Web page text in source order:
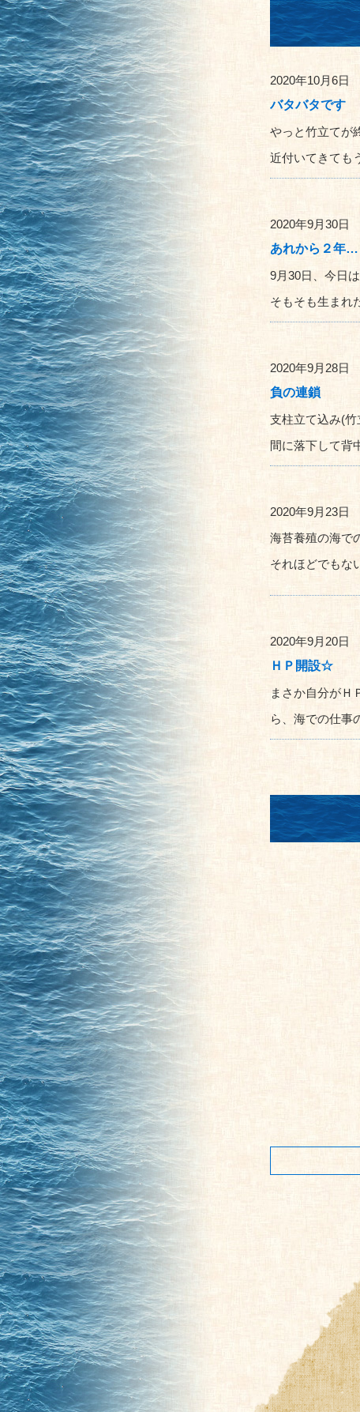
2020年10月6日
バタバタです
やっと竹立てが
近付いてきても
2020年9月30日
あれから２年…
9月30日、今日
そもそも生まれ
2020年9月28日
負の連鎖
支柱立て込み(
間に落下して背
2020年9月23日
海苔養殖の海で
それほどでもな
2020年9月20日
ＨＰ開設☆
まさか自分がＨ
ら、海での仕事